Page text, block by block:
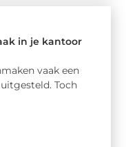
in je kantoor
vaak een
Toch